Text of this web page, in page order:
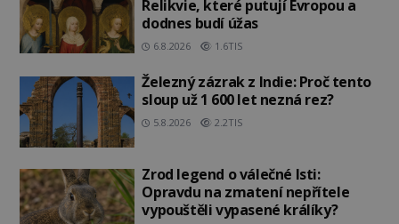
Relikvie, které putují Evropou a
dodnes budí úžas
6.8.2026 1.6TIS
Železný zázrak z Indie: Proč tento
sloup už 1 600 let nezná rez?
5.8.2026 2.2TIS
Zrod legend o válečné lsti:
Opravdu na zmatení nepřítele
vypouštěli vypasené králíky?